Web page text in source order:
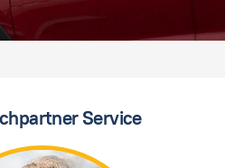
Service